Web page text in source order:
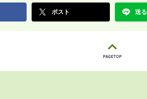
ポスト 送る